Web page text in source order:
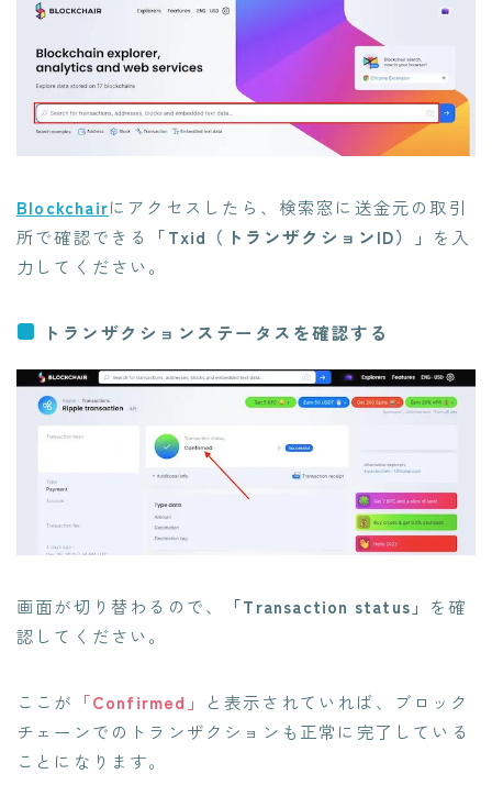
Blockchairにアクセスしたら、検索窓に送金元の取引
所で確認できる
「Txid（トランザクションID）」 を入
力してください。
トランザクションステータスを確認する
画面が切り替わるので、 「Transaction status」 を確
認してください。
ここが 「Confirmed 」
と表示されていれば、ブロック
チェーンでのトランザクションも正常に完了している
ことになります。